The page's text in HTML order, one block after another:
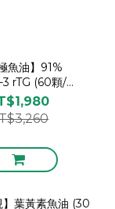
魚油】91%
rTG (60顆/入)
捷】UC-II®
(30顆/入)